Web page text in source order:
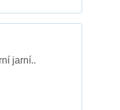
jarní..